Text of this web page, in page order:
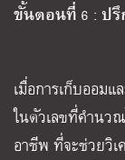
ขั้นตอนที่ 6 : ปรึ
เมื่อการเก็บออม
ในตัวเลขที่คำนว
อาชีพ ที่จะช่วยวิเ